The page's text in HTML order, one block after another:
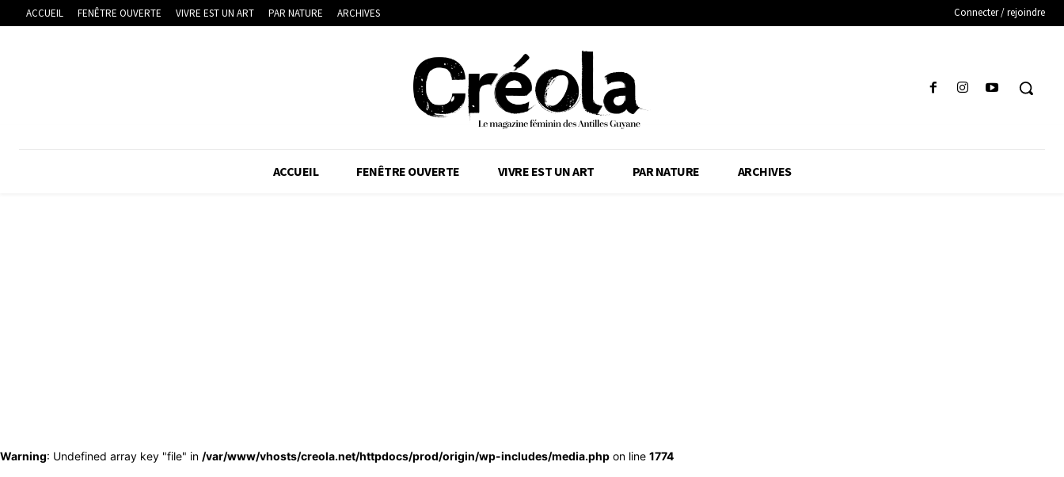
ACCUEIL FENÊTRE OUVERTE VIVRE EST UN ART PAR NATURE ARCHIVES Connecter / rejoindre
ACCUEIL FENÊTRE OUVERTE VIVRE EST UN ART PAR NATURE ARCHIVES
Warning: Undefined array key "file" in /var/www/vhosts/creola.net/httpdocs/prod/origin/wp-includes/media.php on line 1774